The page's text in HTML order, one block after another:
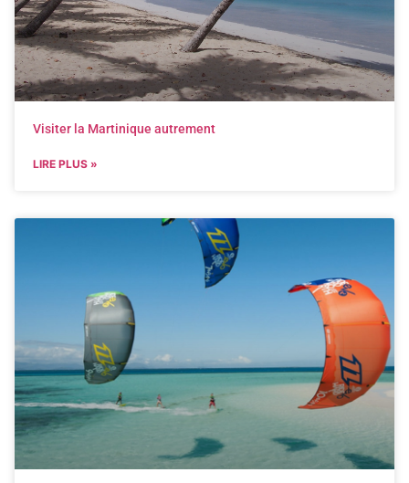
Visiter la Martinique autrement
LIRE PLUS »